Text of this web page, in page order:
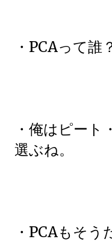
・PCAって誰
・俺はピート
選ぶね。
・PCAもそう